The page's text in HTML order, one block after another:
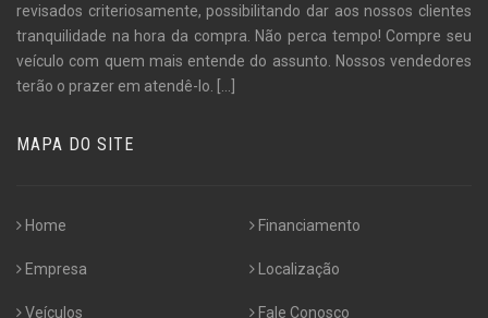
revisados criteriosamente, possibilitando dar aos nossos clientes
tranquilidade na hora da compra. Não perca tempo! Compre seu
veículo com quem mais entende do assunto. Nossos vendedores
terão o prazer em atendê-lo. [...]
MAPA DO SITE
Home
Empresa
Veículos
Financiamento
Localização
Fale Conosco